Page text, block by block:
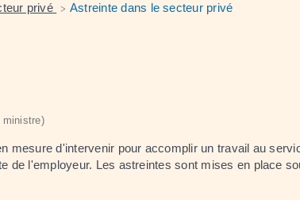
privé > Astreinte dans le secteur privé
ministre)
mesure d'intervenir pour accomplir un travail au
de l'employeur. Les astreintes sont mises en place